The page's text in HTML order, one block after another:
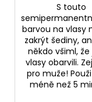
S touto
barvou na vlasy
zakrýt šediny,
někdo všiml, že
vlasy obarvili.
pro muže!
méně než 5